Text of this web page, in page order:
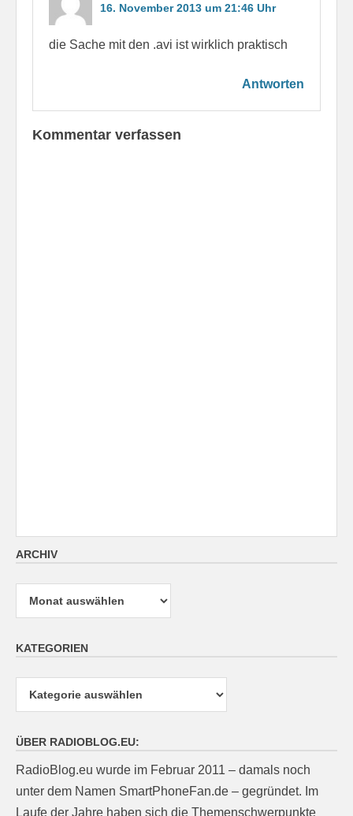
16. November 2013 um 21:46 Uhr
die Sache mit den .avi ist wirklich praktisch
Antworten
Kommentar verfassen
ARCHIV
Archiv
KATEGORIEN
ÜBER RADIOBLOG.EU:
RadioBlog.eu wurde im Februar 2011 – damals noch
unter dem Namen SmartPhoneFan.de – gegründet. Im
Laufe der Jahre haben sich die Themenschwerpunkte